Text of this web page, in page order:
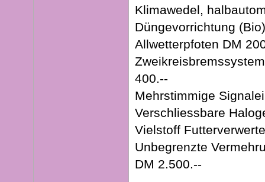
Klimawedel,
Düngevorrichtung
Allwetterpfoten DM
400.--
Mehrstimmige
Verschliessbare
Vielstoff
Unbegrenzte
DM 2.500.--